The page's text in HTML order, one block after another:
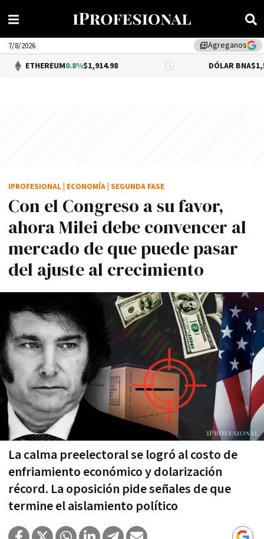
library_addAgreganos
7/8/2026
0.8%$1,914.98 DÓLAR BNA $1,520.00
Con el Congreso a su favor,
ahora Milei debe convencer al
mercado de que puede pasar
del ajuste al crecimiento
La calma preelectoral se logró al costo de
enfriamiento económico y dolarización
récord. La oposición pide señales de que
termine el aislamiento político
IPROFESIONAL ECONOMÍA SEGUNDA FASE